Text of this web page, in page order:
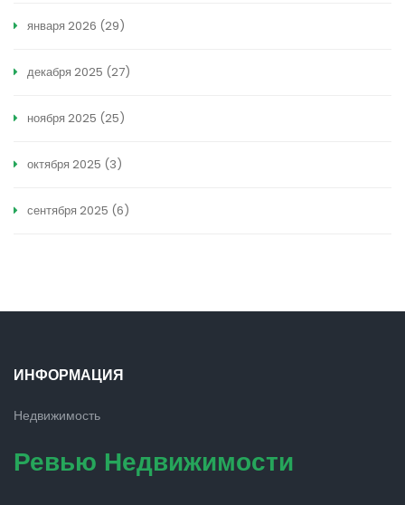
января 2026 (29)
декабря 2025 (27)
ноября 2025 (25)
октября 2025 (3)
сентября 2025 (6)
ИНФОРМАЦИЯ
Недвижимость
Ревью Недвижимости